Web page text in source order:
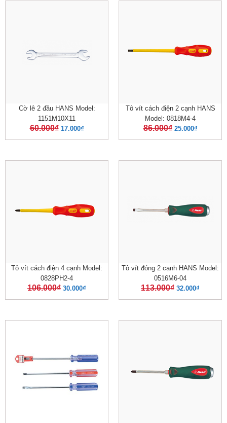
Cờ lê 2 đầu HANS Model:
1151M10X11
60.000₫ 17.000₫
Tô vít cách điện 2 cạnh HANS
Model: 0818M4-4
86.000₫ 25.000₫
Tô vít cách điện 4 cạnh Model:
0828PH2-4
106.000₫ 30.000₫
Tô vít đóng 2 cạnh HANS Model:
0516M6-04
113.000₫ 32.000₫